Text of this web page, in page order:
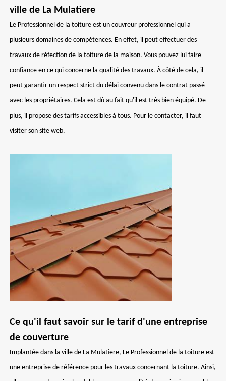
ville de La Mulatiere
Le Professionnel de la toiture est un couvreur professionnel qui a
plusieurs domaines de compétences. En effet, il peut effectuer des
travaux de réfection de la toiture de la maison. Vous pouvez lui faire
confiance en ce qui concerne la qualité des travaux. À côté de cela, il
peut garantir un respect strict du délai convenu dans le contrat passé
avec les propriétaires. Cela est dû au fait qu'il est très bien équipé. De
plus, il propose des tarifs accessibles à tous. Pour le contacter, il faut
visiter son site web.
Ce qu'il faut savoir sur le tarif d'une entreprise
de couverture
Implantée dans la ville de La Mulatiere, Le Professionnel de la toiture est
une entreprise de référence pour les travaux concernant la toiture. Ainsi,